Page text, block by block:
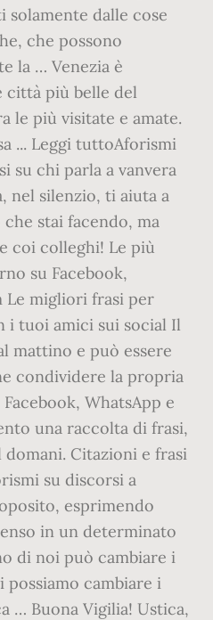
solamente dalle cose
che possono
la … Venezia è
città più belle del
le più visitate e amate.
... Leggi tuttoAforismi
su chi parla a vanvera
nel silenzio, ti aiuta a
stai facendo, ma
coi colleghi! Le più
su Facebook,
Le migliori frasi per
i tuoi amici sui social Il
mattino e può essere
condividere la propria
WhatsApp e
una raccolta di frasi,
Citazioni e frasi
su discorsi a
esprimendo
in un determinato
di noi può cambiare i
cambiare i
… Buona Vigilia! Ustica,